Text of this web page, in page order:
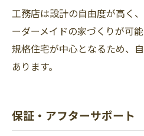
工務店は設計の自由度が高く
ーダーメイドの家づくりが可
規格住宅が中心となるため、
あります。
保証・アフターサポート